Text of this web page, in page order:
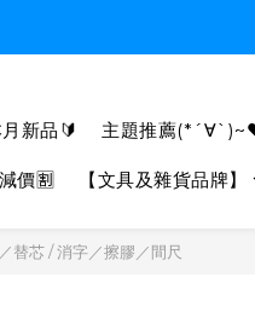
新品🔰 主題推薦
價🈹 【文具及雜貨品牌】
替芯/消字／擦膠／間尺